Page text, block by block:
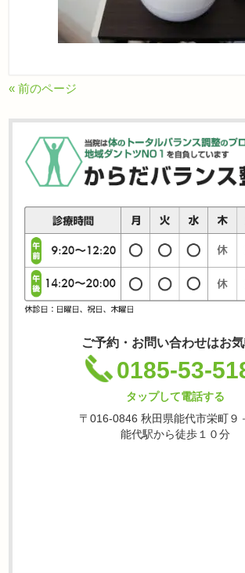
« 前のページ
ご予約・お問い合わせはお
0185-53-
タップして電話する
〒016-0846 秋田県能代市栄町９
能代駅から徒歩１０分